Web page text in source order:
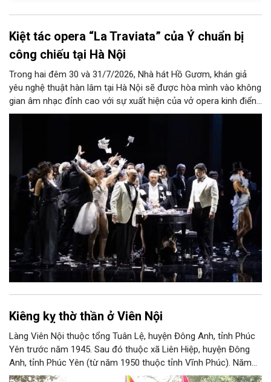
Kiệt tác opera “La Traviata” của Ý chuẩn bị
công chiếu tại Hà Nội
Trong hai đêm 30 và 31/7/2026, Nhà hát Hồ Gươm, khán giả
yêu nghệ thuật hàn lâm tại Hà Nội sẽ được hòa mình vào không
gian âm nhạc đỉnh cao với sự xuất hiện của vở opera kinh điển
“La Traviata”.
Kiêng kỵ thờ thần ở Viên Nội
Làng Viên Nội thuộc tổng Tuân Lệ, huyện Đông Anh, tỉnh Phúc
Yên trước năm 1945. Sau đó thuộc xã Liên Hiệp, huyện Đông
Anh, tỉnh Phúc Yên (từ năm 1950 thuộc tỉnh Vĩnh Phúc). Năm
1961, làng được sáp nhập vào Hà Nội. Năm 1965, Viên Nội